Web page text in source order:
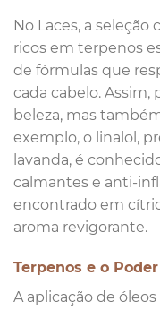
No Laces, a seleção
ricos em terpenos
de fórmulas que
cada cabelo. Assim,
beleza, mas
exemplo, o linalol,
lavanda, é
calmantes e anti-
encontrado em
aroma revigorante.
Terpenos e o
A aplicação de